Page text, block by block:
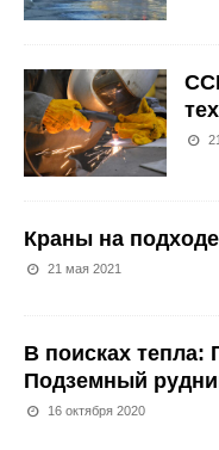
Краны на подходе
21 мая 2021
В поисках тепла:
Подземный
16 октября 2020